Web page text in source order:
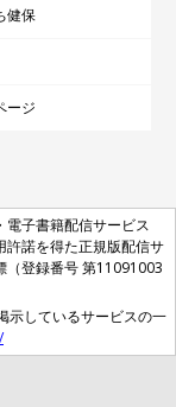
健保
ージ
電子書籍配信サービス
許諾を得た正規版配信サ
（登録番号 第11091003
示しているサービスの一